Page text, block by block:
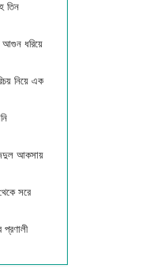
তিন
আগুন ধরিয়ে
নিয়ে এক
আকসায়
সরে